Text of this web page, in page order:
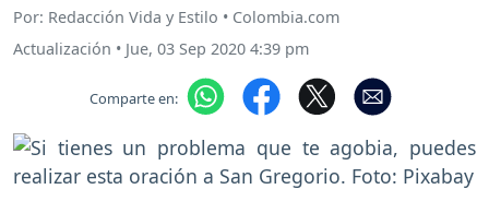
Por: Redacción Vida y Estilo • Colombia.com
Actualización • Jue, 03 Sep 2020 4:39 pm
Comparte en: